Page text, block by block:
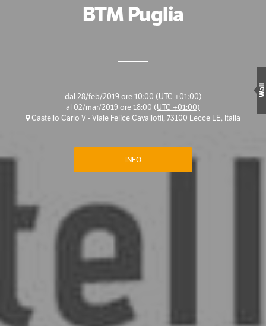
BTM Puglia
dal 28/feb/2019 ore 10:00 (UTC +01:00)
al 02/mar/2019 ore 18:00 (UTC +01:00)
Castello Carlo V - Viale Felice Cavallotti, 73100 Lecce LE, Italia
INFO
Wall